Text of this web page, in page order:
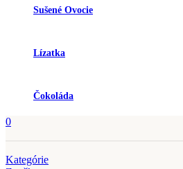
Sušené Ovocie
Lízatka
Čokoláda
0
Kategórie